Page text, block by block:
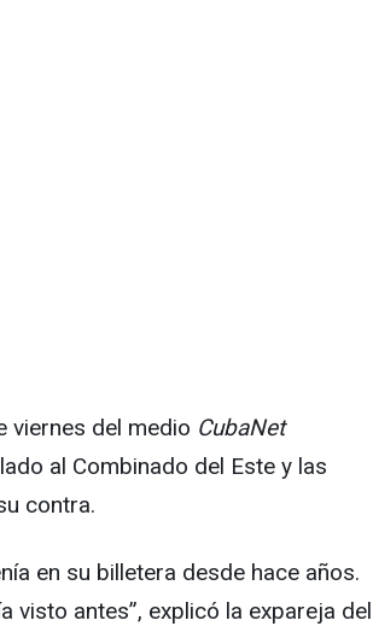
viernes del medio CubaNet
al Combinado del Este y las
contra.
en su billetera desde hace años.
visto antes”, explicó la expareja del